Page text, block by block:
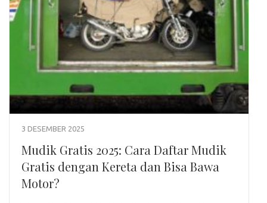
3 DESEMBER 2025
Mudik Gratis 2025: Cara Daftar Mudik
Gratis dengan Kereta dan Bisa Bawa
Motor?